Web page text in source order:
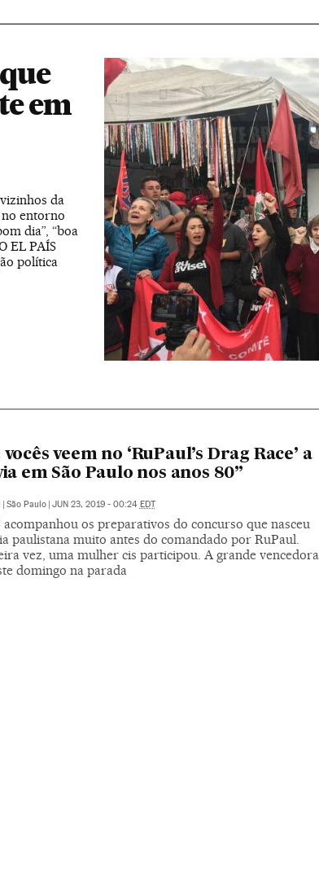
em
da
no entorno
dia”, “boa
EL PAÍS
política
veem no ‘RuPaul’s Drag Race’ a
em São Paulo nos anos 80”
| São Paulo | JUN 23, 2019 - 00:24 EDT
acompanhou os preparativos do concurso que nasceu
paulistana muito antes do comandado por RuPaul.
vez, uma mulher cis participou. A grande vencedora
domingo na parada